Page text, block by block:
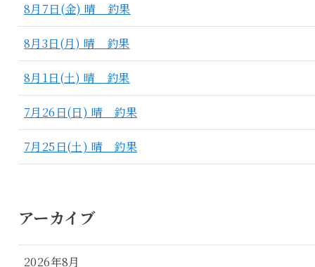
8月7日(金) 晴 釣果
8月3日(月) 晴 釣果
8月1日(土) 晴 釣果
7月26日(日) 晴 釣果
7月25日(土) 晴 釣果
アーカイブ
2026年8月